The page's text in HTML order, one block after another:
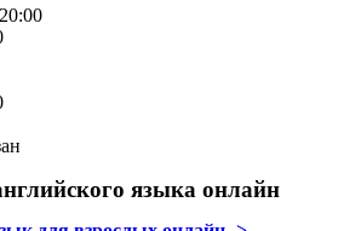
языка онлайн